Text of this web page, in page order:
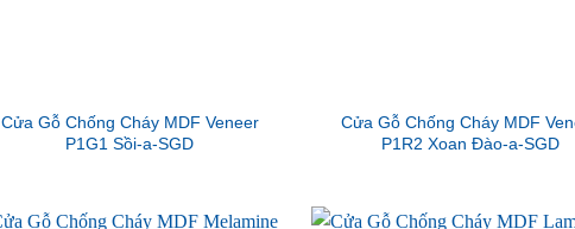
Cửa Gỗ Chống Cháy MDF Veneer
P1G1 Sồi-a-SGD
Cửa Gỗ Chống Cháy MDF
P1R2 Xoan Đào-a-SGD